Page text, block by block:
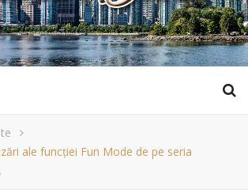
ale funcției Fun Mode de pe seria